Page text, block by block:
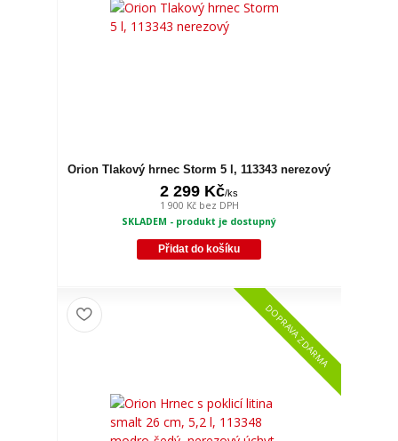
Orion Tlakový hrnec Storm 5 l, 113343 nerezový
2 299 Kč/ks
1 900 Kč bez DPH
SKLADEM - produkt je dostupný
Přidat do košíku
DOPRAVA ZDARMA